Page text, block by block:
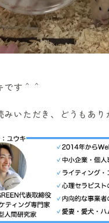
です＾＾
みいただき、どうもあり